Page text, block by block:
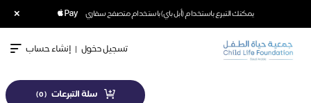
يمكنك التبرع باستخدام (أبل باي) باستخدام متصفح سفاري ×
تسجيل دخول | إنشاء حساب
سلة التبرعات (
0
)